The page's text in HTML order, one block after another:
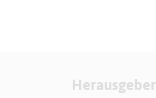
Herausgeber